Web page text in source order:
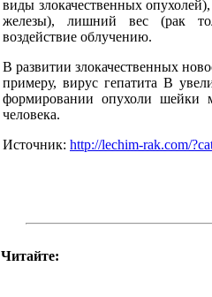
виды злокачественных
железы), лишний вес (рак
воздействие облучению.
В развитии злокачественных
примеру, вирус гепатита B
формировании опухоли шейки
человека.
Источник: http://lechim-rak.com/
Читайте: